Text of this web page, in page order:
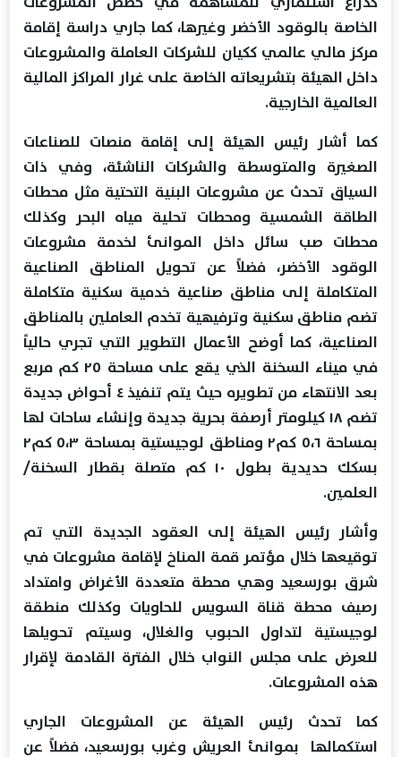
الخاصة بالوقود الأخضر وغيرها، كما جاري دراسة إقامة
مركز مالي عالمي ككيان للشركات العاملة والمشروعات
داخل الهيئة بتشريعاته الخاصة على غرار المراكز المالية
العالمية الخارجية.
كما أشار رئيس الهيئة إلى إقامة منصات للصناعات
الصغيرة والمتوسطة والشركات الناشئة، وفي ذات
السياق تحدث عن مشروعات البنية التحتية مثل محطات
الطاقة الشمسية ومحطات تحلية مياه البحر وكذلك
محطات صب سائل داخل الموانئ لخدمة مشروعات
الوقود الأخضر، فضلاً عن تحويل المناطق الصناعية
المتكاملة إلى مناطق صناعية خدمية سكنية متكاملة
تضم مناطق سكنية وترفيهية تخدم العاملين بالمناطق
الصناعية، كما أوضح الأعمال التطوير التي تجري حالياً
في ميناء السخنة الذي يقع على مساحة ٢٥ كم مربع
بعد الانتهاء من تطويره حيث يتم تنفيذ ٤ أحواض جديدة
تضم ١٨ كيلومتر أرصفة بحرية جديدة وإنشاء ساحات لها
بمساحة ٥،٦ كم٢ ومناطق لوجيستية بمساحة ٥،٣ كم٢
بسكك حديدية بطول ١٠ كم متصلة بقطار السخنة/
العلمين.
وأشار رئيس الهيئة إلى العقود الجديدة التي تم
توقيعها خلال مؤتمر قمة المناخ لإقامة مشروعات في
شرق بورسعيد وهي محطة متعددة الأغراض وامتداد
رصيف محطة قناة السويس للحاويات وكذلك منطقة
لوجيستية لتداول الحبوب والغلال، وسيتم تحويلها
للعرض على مجلس النواب خلال الفترة القادمة لإقرار
هذه المشروعات.
كما تحدث رئيس الهيئة عن المشروعات الجاري
استكمالها بموانئ العريش وغرب بورسعيد، فضلاً عن